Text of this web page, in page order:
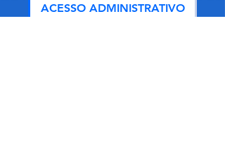
ACESSO ADMINISTRATIVO